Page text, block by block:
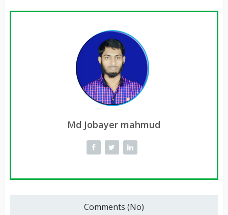
Md Jobayer mahmud
Comments (No)